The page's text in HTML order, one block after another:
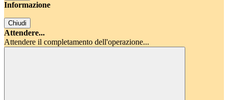
Informazione
Chiudi
Attendere...
Attendere il completamento dell'operazione...